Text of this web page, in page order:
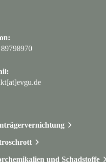
und Schadstoffe